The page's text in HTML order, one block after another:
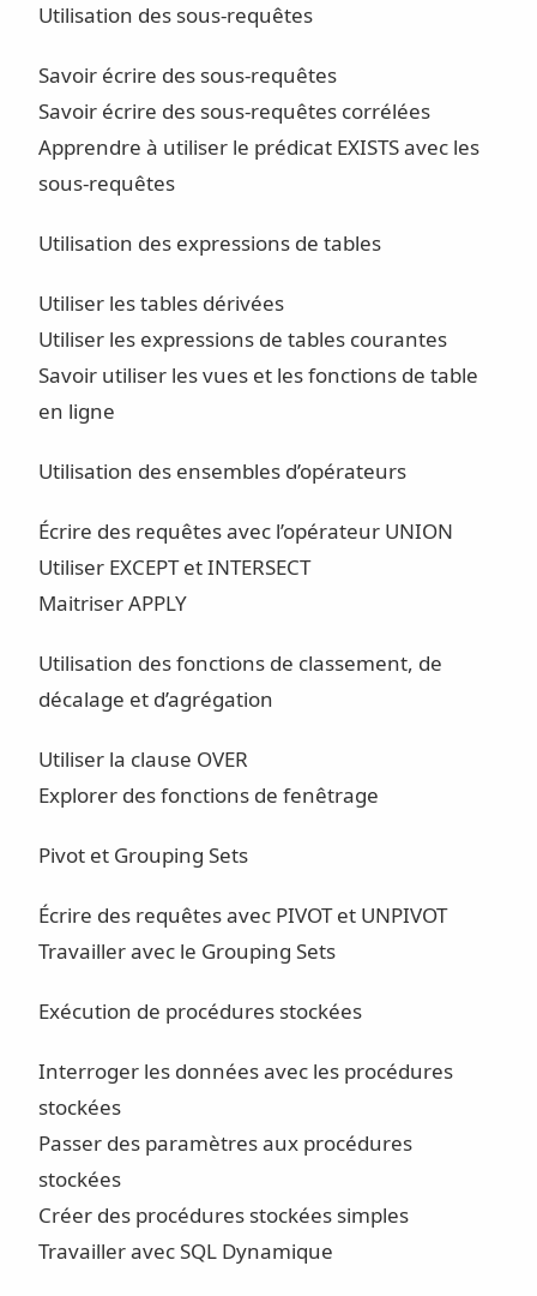
Utilisation des sous-requêtes
Savoir écrire des sous-requêtes
Savoir écrire des sous-requêtes corrélées
Apprendre à utiliser le prédicat EXISTS avec les
sous-requêtes
Utilisation des expressions de tables
Utiliser les tables dérivées
Utiliser les expressions de tables courantes
Savoir utiliser les vues et les fonctions de table
en ligne
Utilisation des ensembles d’opérateurs
Écrire des requêtes avec l’opérateur UNION
Utiliser EXCEPT et INTERSECT
Maitriser APPLY
Utilisation des fonctions de classement, de
décalage et d’agrégation
Utiliser la clause OVER
Explorer des fonctions de fenêtrage
Pivot et Grouping Sets
Écrire des requêtes avec PIVOT et UNPIVOT
Travailler avec le Grouping Sets
Exécution de procédures stockées
Interroger les données avec les procédures
stockées
Passer des paramètres aux procédures
stockées
Créer des procédures stockées simples
Travailler avec SQL Dynamique